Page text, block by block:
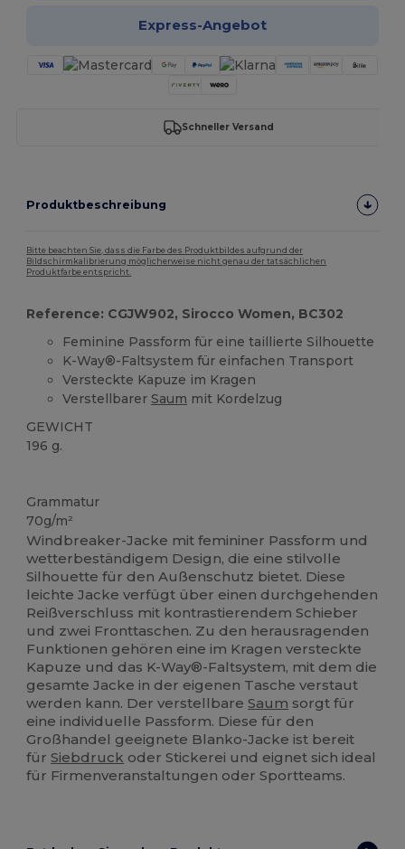
Express-Angebot
Schneller Versand
Produktbeschreibung
Bitte beachten Sie, dass die Farbe des Produktbildes aufgrund der
Bildschirmkalibrierung möglicherweise nicht genau der tatsächlichen
Produktfarbe entspricht.
Reference: CGJW902, Sirocco Women, BC302
Feminine Passform für eine taillierte Silhouette
K-Way®-Faltsystem für einfachen Transport
Versteckte Kapuze im Kragen
VerstellbarerSaum mit Kordelzug
GEWICHT
196 g.
Grammatur
70g/m²
Windbreaker-Jacke mit femininer Passform und
wetterbeständigem Design, die eine stilvolle
Silhouette für den Außenschutz bietet. Diese
leichte Jacke verfügt über einen durchgehenden
Reißverschluss mit kontrastierendem Schieber
und zwei Fronttaschen. Zu den herausragenden
Funktionen gehören eine im Kragen versteckte
Kapuze und das K-Way®-Faltsystem, mit dem die
gesamte Jacke in der eigenen Tasche verstaut
werden kann. Der verstellbareSaum sorgt für
eine individuelle Passform. Diese für den
Großhandel geeignete Blanko-Jacke ist bereit
fürSiebdruck oder Stickerei und eignet sich ideal
für Firmenveranstaltungen oder Sportteams.